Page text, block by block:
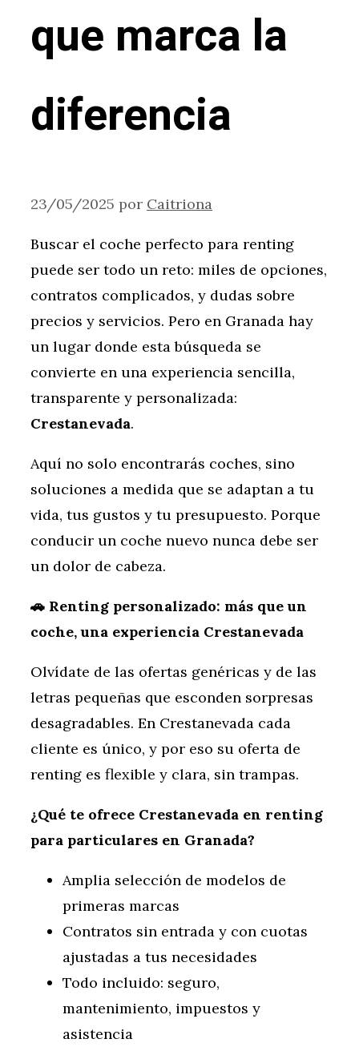
que marca la
diferencia
23/05/2025 por Caitriona
Buscar el coche perfecto para renting
puede ser todo un reto: miles de opciones,
contratos complicados, y dudas sobre
precios y servicios. Pero en Granada hay
un lugar donde esta búsqueda se
convierte en una experiencia sencilla,
transparente y personalizada:
Crestanevada.
Aquí no solo encontrarás coches, sino
soluciones a medida que se adaptan a tu
vida, tus gustos y tu presupuesto. Porque
conducir un coche nuevo nunca debe ser
un dolor de cabeza.
🚗 Renting personalizado: más que un
coche, una experiencia Crestanevada
Olvídate de las ofertas genéricas y de las
letras pequeñas que esconden sorpresas
desagradables. En Crestanevada cada
cliente es único, y por eso su oferta de
renting es flexible y clara, sin trampas.
¿Qué te ofrece Crestanevada en renting
para particulares en Granada?
Amplia selección de modelos de
primeras marcas
Contratos sin entrada y con cuotas
ajustadas a tus necesidades
Todo incluido: seguro,
mantenimiento, impuestos y
asistencia